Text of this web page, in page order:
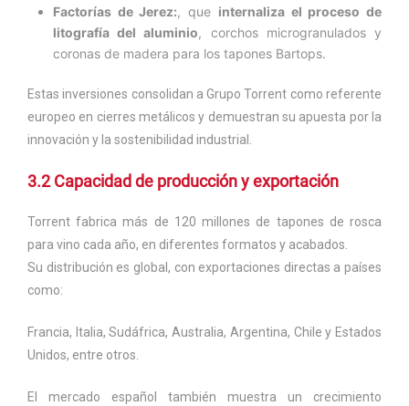
Factorías de Jerez:, que internaliza el proceso de
litografía del aluminio, corchos microgranulados y
coronas de madera para los tapones Bartops.
Estas inversiones consolidan a Grupo Torrent como referente
europeo en cierres metálicos y demuestran su apuesta por la
innovación y la sostenibilidad industrial.
3.2 Capacidad de producción y exportación
Torrent fabrica más de 120 millones de tapones de rosca
para vino cada año, en diferentes formatos y acabados.
Su distribución es global, con exportaciones directas a países
como:
Francia, Italia, Sudáfrica, Australia, Argentina, Chile y Estados
Unidos, entre otros.
El mercado español también muestra un crecimiento